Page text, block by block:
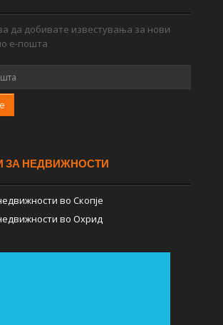
да добивате известувања за нови
е-пошта
ЗА НЕДВИЖНОСТИ
во Скопје
во Охрид